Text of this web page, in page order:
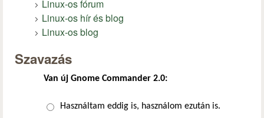
Linux-os fórum
Linux-os hír és blog
Linux-os blog
Szavazás
Van új Gnome Commander 2.0:
Választások
Használtam eddig is, használom ezután is.